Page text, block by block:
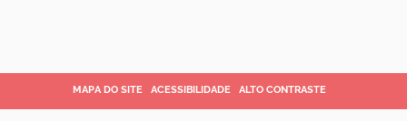
MAPA DO SITE ACESSIBILIDADE ALTO CONTRASTE